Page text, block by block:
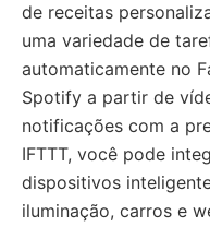
de receitas
uma variedade de
automaticamente no
Spotify a partir de
notificações com a
IFTTT, você pode
dispositivos
iluminação, carros e